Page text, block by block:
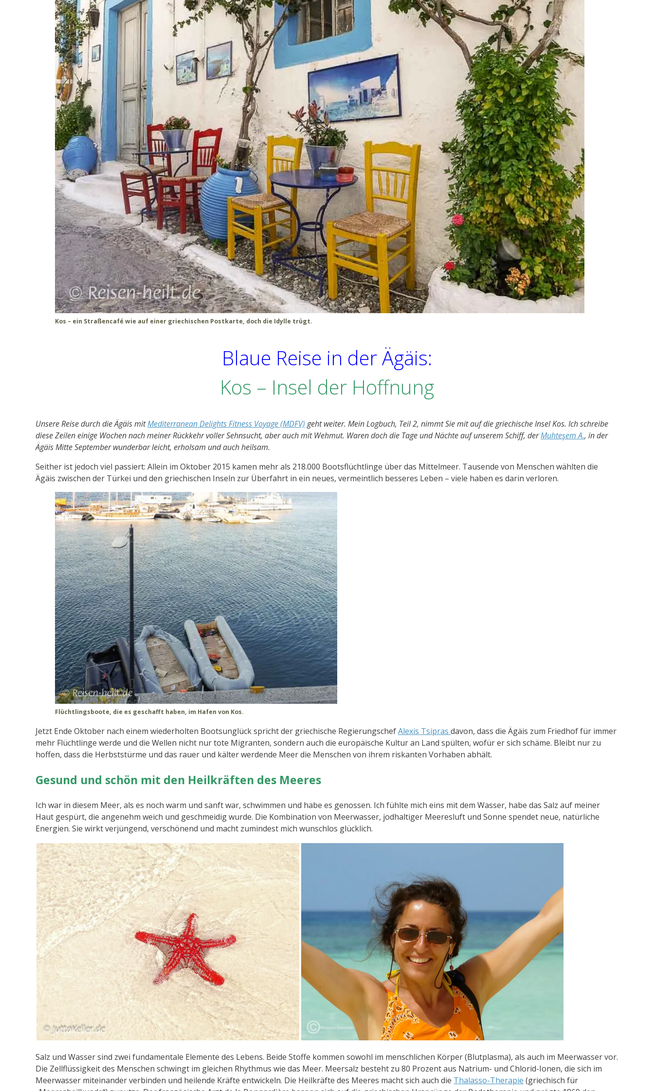
Kos – ein Straßencafé wie auf einer griechischen Postkarte, doch die Idylle trügt.
Blaue Reise in der Ägäis:
Kos – Insel der Hoffnung
Unsere Reise durch die Ägäis mitMediterranean Delights Fitness Voyage (MDFV) geht weiter. Mein Logbuch, Teil 2, nimmt Sie mit auf die griechische Insel Kos. Ich schreibe
diese Zeilen einige Wochen nach meiner Rückkehr voller Sehnsucht, aber auch mit Wehmut. Waren doch die Tage und Nächte auf unserem Schiff, derMuhteşem A., in der
Ägäis Mitte September wunderbar leicht, erholsam und auch heilsam.
Seither ist jedoch viel passiert: Allein im Oktober 2015 kamen mehr als 218.000 Bootsflüchtlinge über das Mittelmeer. Tausende von Menschen wählten die
Ägäis zwischen der Türkei und den griechischen Inseln zur Überfahrt in ein neues, vermeintlich besseres Leben – viele haben es darin verloren.
Flüchtlingsboote, die es geschafft haben, im Hafen von Kos.
Jetzt Ende Oktober nach einem wiederholten Bootsunglück spricht der griechische RegierungschefAlexis Tsipras davon, dass die Ägäis zum Friedhof für immer
mehr Flüchtlinge werde und die Wellen nicht nur tote Migranten, sondern auch die europäische Kultur an Land spülten, wofür er sich schäme. Bleibt nur zu
hoffen, dass die Herbststürme und das rauer und kälter werdende Meer die Menschen von ihrem riskanten Vorhaben abhält.
Gesund und schön mit den Heilkräften des Meeres
Ich war in diesem Meer, als es noch warm und sanft war, schwimmen und habe es genossen. Ich fühlte mich eins mit dem Wasser, habe das Salz auf meiner
Haut gespürt, die angenehm weich und geschmeidig wurde. Die Kombination von Meerwasser, jodhaltiger Meeresluft und Sonne spendet neue, natürliche
Energien. Sie wirkt verjüngend, verschönend und macht zumindest mich wunschlos glücklich.
Salz und Wasser sind zwei fundamentale Elemente des Lebens. Beide Stoffe kommen sowohl im menschlichen Körper (Blutplasma), als auch im Meerwasser vor.
Die Zellflüssigkeit des Menschen schwingt im gleichen Rhythmus wie das Meer. Meersalz besteht zu 80 Prozent aus Natrium- und Chlorid-Ionen, die sich im
Meerwasser miteinander verbinden und heilende Kräfte entwickeln. Die Heilkräfte des Meeres macht sich auch die Thalasso-Therapie (griechisch für